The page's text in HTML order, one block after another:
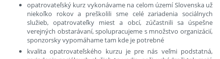
opatrovateľský kurz vykonávame na celom území Slovenska už
niekoľko rokov a preškolili sme celé zariadenia sociálnych
služieb, opatrovateľky miest a obcí, zúčastnili sa úspešne
verejných obstarávaní, spolupracujeme s množstvo organizácií,
sponzorsky vypomáhame tam kde je potrebné
kvalita opatrovateľského kurzu je pre nás veľmi podstatná,